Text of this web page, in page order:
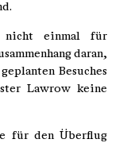
nicht einmal für
daran,
Besuches
Lawrow keine
für den Überflug